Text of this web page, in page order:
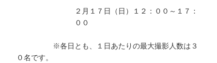
２月１７日（日）１２：００～１７：
００
※各日とも、１日あたりの最大撮影人数は３
０名です。